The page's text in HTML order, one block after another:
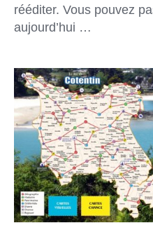
rééditer. Vous pouvez
aujourd’hui …